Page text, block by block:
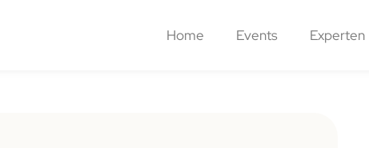
Home Events Experten